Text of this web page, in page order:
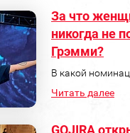
За что
никогда не
Грэмми?
В какой
Читать далее
GOJIRA